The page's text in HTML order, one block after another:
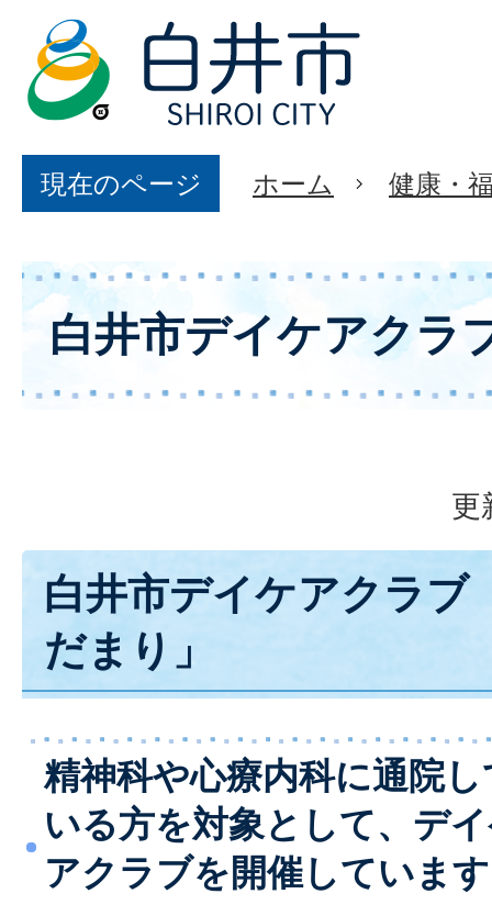
現在のページ ホーム 健康・
白井市デイケアクラ
更
白井市デイケアクラブ
だまり」
精神科や心療内科に通院し
いる方を対象として、デ
アクラブを開催していま